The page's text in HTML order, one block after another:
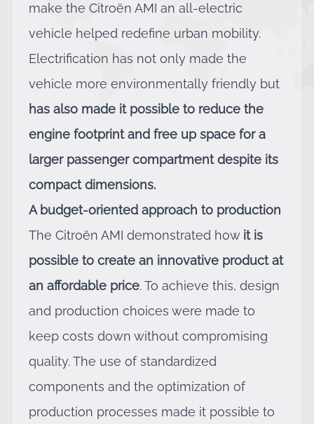
make the Citroën AMI an all-electric
vehicle helped redefine urban mobility.
Electrification has not only made the
vehicle more environmentally friendly but
has also made it possible to reduce the
engine footprint and free up space for a
larger passenger compartment despite its
compact dimensions.
A budget-oriented approach to production
The Citroën AMI demonstrated how it is
possible to create an innovative product at
an affordable price. To achieve this, design
and production choices were made to
keep costs down without compromising
quality. The use of standardized
components and the optimization of
production processes made it possible to